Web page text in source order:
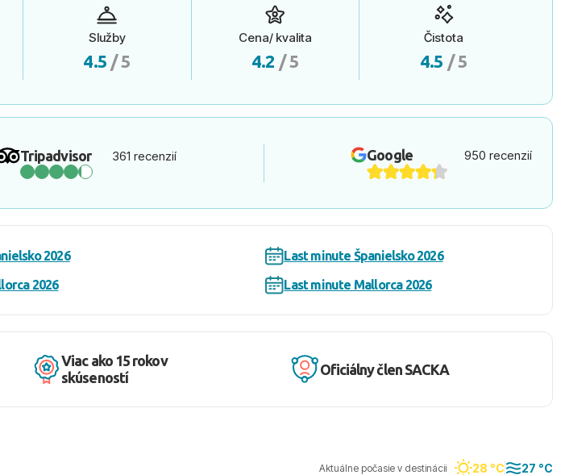
Služby
4.5 / 5
Cena/ kvalita
4.2 / 5
Čistota
4.5 / 5
Tripadvisor 361 recenzií Google 950 recenzií
2026
Last minute Španielsko 2026
2026
Last minute Mallorca 2026
Viac ako 15 rokov
skúseností
Oficiálny člen SACKA
Aktuálne počasie v destinácii 28 °C 27 °C